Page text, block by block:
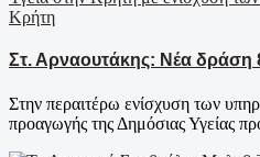
Κρήτη
Στ. Αρναουτάκης: Νέα δράση
Στην περαιτέρω ενίσχυση των
προαγωγής της Δημόσιας Υγείας